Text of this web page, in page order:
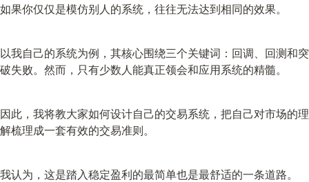
如果你仅仅是模仿别人的系统，往往无法达到相同的效果。
以我自己的系统为例，其核心围绕三个关键词：回调、回测和突
破失败。然而，只有少数人能真正领会和应用系统的精髓。
因此，我将教大家如何设计自己的交易系统，把自己对市场的理
解梳理成一套有效的交易准则。
我认为，这是踏入稳定盈利的最简单也是最舒适的一条道路。